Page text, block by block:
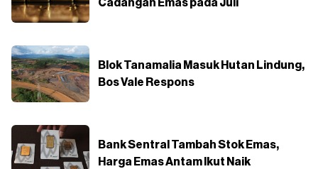
Cadangan Emas pada Juli
Blok Tanamalia Masuk Hutan Lindung,
Bos Vale Respons
Bank Sentral Tambah Stok Emas,
Harga Emas Antam Ikut Naik